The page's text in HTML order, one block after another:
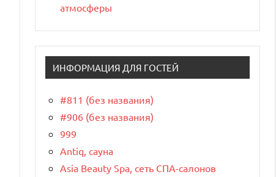
атмосферы
ИНФОРМАЦИЯ ДЛЯ ГОСТЕЙ
#811 (без названия)
#906 (без названия)
999
Antiq, сауна
Asia Beauty Spa, сеть СПА-салонов